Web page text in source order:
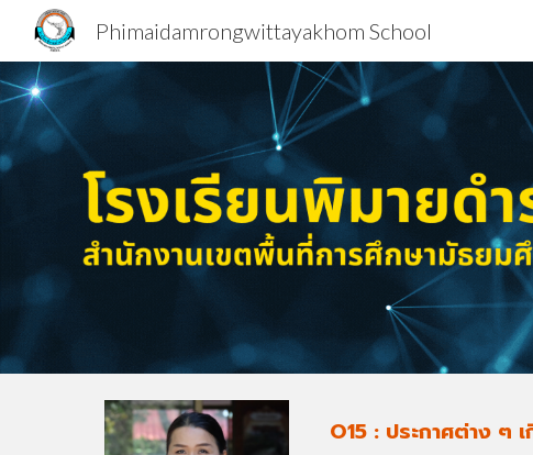
Skip
Phimaidamrongwittayakhom School
O15 : ประกาศต่าง ๆ